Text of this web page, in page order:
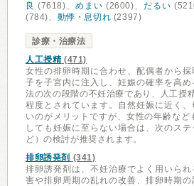
良 (7618)、 めまい (2600)、 だるい
(784)、 動悸・息切れ (2397)
診療・治療法
人工授精(471)
女性の排卵時期に合わせ、配偶者から
子を子宮内に注入し、妊娠の確率を高
法の次の段階の不妊治療であり、人工授
程度とされています。自然妊娠に近く
いのがメリットですが、女性の年齢な
しても妊娠に至らない場合は、次のス
ど）の検討が推奨されます。
排卵誘発剤 (341)
排卵誘発剤は、不妊治療でよく用いら
害や排卵周期の乱れの改善、排卵時期